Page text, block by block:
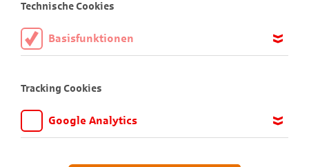
Technische Cookies
Basisfunktionen
aktiviert sein.
Tracking Cookies
Google Analytics